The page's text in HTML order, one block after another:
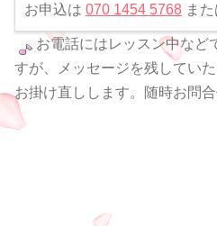
お申込は 070 1454 5768 ま
お電話にはレッスン中など
すが、メッセージを残してい
お掛け直しします。随時お問